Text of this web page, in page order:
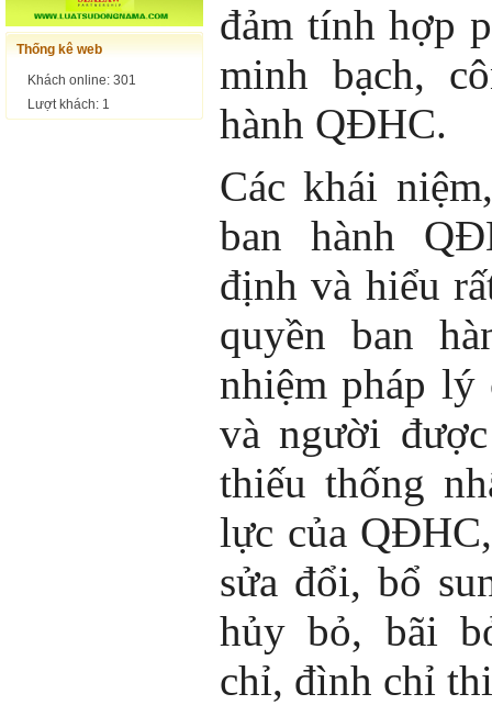
Thống kê web
Khách online: 301
Lượt khách: 1
đảm tính hợp
minh bạch,
hành QĐHC.
Các khái
ban hành
định và hiểu
quyền ban
nhiệm pháp lý
và người
thiếu thống
lực của
sửa đổi, bổ
hủy bỏ, bãi
chỉ, đình chỉ